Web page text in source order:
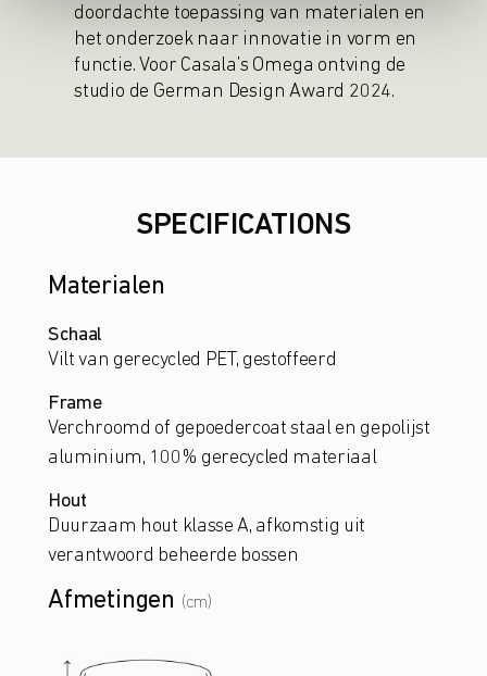
doordachte toepassing van materialen en
het onderzoek naar innovatie in vorm en
functie. Voor Casala’s Omega ontving de
studio de German Design Award 2024.
SPECIFICATIONS
Materialen
Schaal
Vilt van gerecycled PET, gestoffeerd
Frame
Verchroomd of gepoedercoat staal en gepolijst
aluminium, 100% gerecycled materiaal
Hout
Duurzaam hout klasse A, afkomstig uit
verantwoord beheerde bossen
Afmetingen (cm)